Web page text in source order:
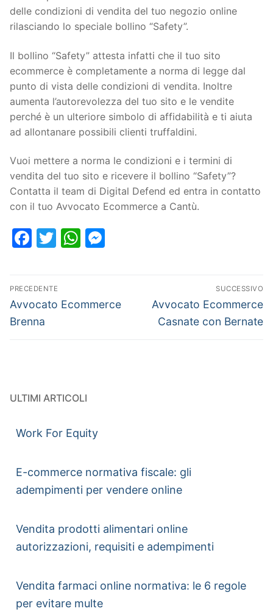
delle condizioni di vendita del tuo negozio online
rilasciando lo speciale bollino “Safety”.
Il bollino “Safety” attesta infatti che il tuo sito
ecommerce è completamente a norma di legge dal
punto di vista delle condizioni di vendita. Inoltre
aumenta l’autorevolezza del tuo sito e le vendite
perché è un ulteriore simbolo di affidabilità e ti aiuta
ad allontanare possibili clienti truffaldini.
Vuoi mettere a norma le condizioni e i termini di
vendita del tuo sito e ricevere il bollino “Safety”?
Contatta il team di Digital Defend ed entra in contatto
con il tuo Avvocato Ecommerce a Cantù.
Facebook
TwitterWhatsApp
PRECEDENTE
Avvocato Ecommerce
Brenna
SUCCESSIVO
Avvocato Ecommerce
Casnate con Bernate
ULTIMI ARTICOLI
Work For Equity
E-commerce normativa fiscale: gli
adempimenti per vendere online
Vendita prodotti alimentari online
autorizzazioni, requisiti e adempimenti
Vendita farmaci online normativa: le 6 regole
per evitare multe